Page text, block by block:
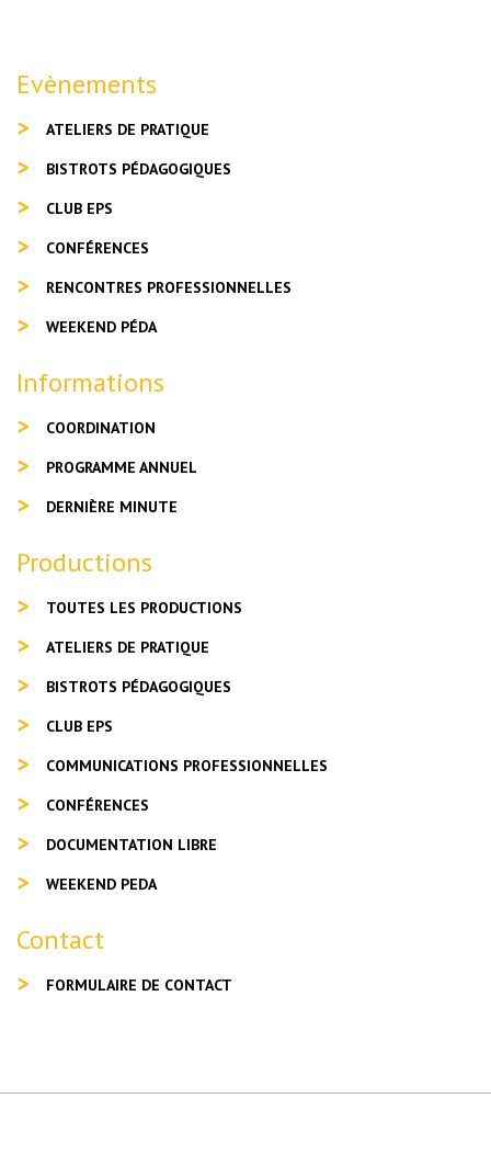
Evènements
ATELIERS DE PRATIQUE
BISTROTS PÉDAGOGIQUES
CLUB EPS
CONFÉRENCES
RENCONTRES PROFESSIONNELLES
WEEKEND PÉDA
Informations
COORDINATION
PROGRAMME ANNUEL
DERNIÈRE MINUTE
Productions
TOUTES LES PRODUCTIONS
ATELIERS DE PRATIQUE
BISTROTS PÉDAGOGIQUES
CLUB EPS
COMMUNICATIONS PROFESSIONNELLES
CONFÉRENCES
DOCUMENTATION LIBRE
WEEKEND PEDA
Contact
FORMULAIRE DE CONTACT